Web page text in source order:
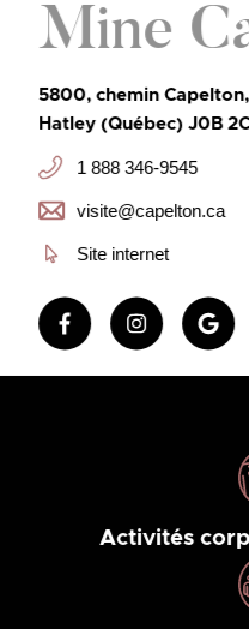
Mine
5800, chemin
Hatley (Québec) J0B
1 888 346-9545
visite@capelton.ca
Site internet
Activités